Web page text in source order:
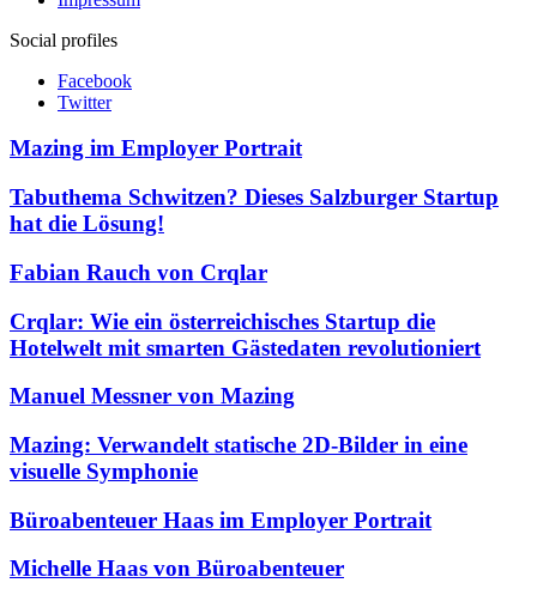
Social profiles
Facebook
Twitter
Mazing im Employer Portrait
Tabuthema Schwitzen? Dieses Salzburger Startup
hat die Lösung!
Fabian Rauch von Crqlar
Crqlar: Wie ein österreichisches Startup die
Hotelwelt mit smarten Gästedaten revolutioniert
Manuel Messner von Mazing
Mazing: Verwandelt statische 2D-Bilder in eine
visuelle Symphonie
Büroabenteuer Haas im Employer Portrait
Michelle Haas von Büroabenteuer